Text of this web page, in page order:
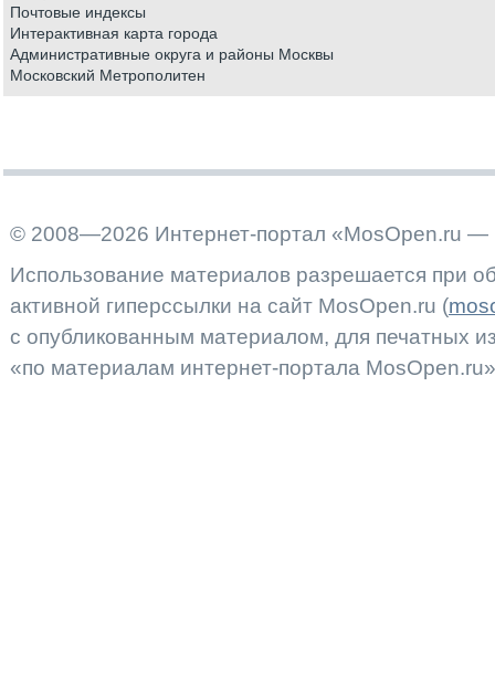
Почтовые индексы
Интерактивная карта города
Административные округа и районы Москвы
Московский Метрополитен
© 2008—2026 Интернет-портал «MosOpen.ru —
Использование материалов разрешается при
активной гиперссылки на сайт MosOpen.ru (
с опубликованным материалом, для печатных
«по материалам интернет-портала